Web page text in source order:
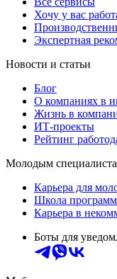
Хочу у вас
Экспертная
Новости и статьи
Блог
О компаниях в
Жизнь в
ИТ-проекты
Рейтинг
Молодым
Карьера для
Школа
Карьера в
Боты для